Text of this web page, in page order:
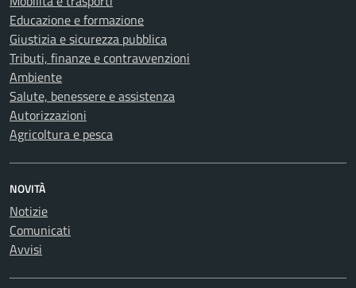
Educazione e formazione
Giustizia e sicurezza pubblica
Tributi, finanze e contravvenzioni
Ambiente
Salute, benessere e assistenza
Autorizzazioni
Agricoltura e pesca
NOVITÀ
Notizie
Comunicati
Avvisi